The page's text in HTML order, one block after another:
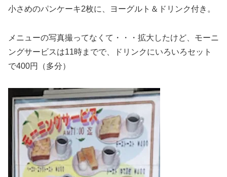
小さめのパンケーキ2枚に、ヨーグルト＆ドリンク付き。
メニューの写真撮ってなくて・・・拡大したけど、モーニ
ングサービスは11時までで、ドリンクにいろいろセット
で400円（多分）